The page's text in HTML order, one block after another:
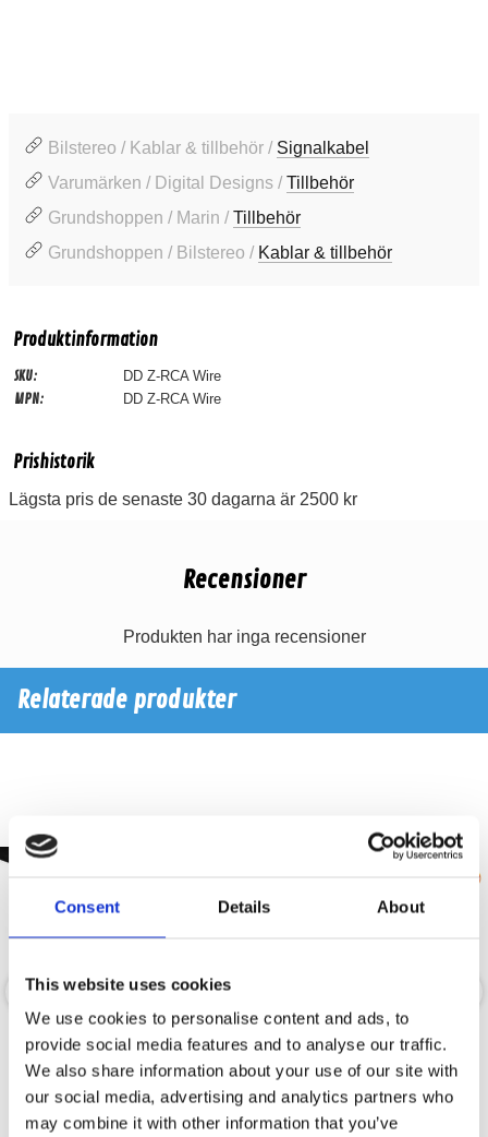
Consent Details About
This website uses cookies
We use cookies to personalise content and ads, to
provide social media features and to analyse our traffic.
We also share information about your use of our site with
our social media, advertising and analytics partners who
may combine it with other information that you’ve
Bilstereo / Kablar & tillbehör / Signalkabel
Varumärken / Digital Designs /Tillbehör
Grundshoppen / Marin /Tillbehör
Grundshoppen / Bilstereo / Kablar & tillbehör
Produktinformation
SKU: DD Z-RCA Wire
MPN: DD Z-RCA Wire
Prishistorik
Lägsta pris de senaste 30 dagarna är 2500 kr
Recensioner
Produkten har inga recensioner
Relaterade produkter
Skyllermarks Rörkabelsko 121-
12012 40-pack
Rörkabelsko 120 mm², M12
ACV 1230-500
ISO-ISO förlängning ström/högtalare